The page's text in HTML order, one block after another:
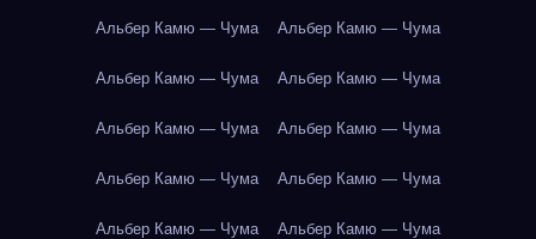
Альбер Камю — Чума Альбер Камю — Чума
Альбер Камю — Чума Альбер Камю — Чума
Альбер Камю — Чума Альбер Камю — Чума
Альбер Камю — Чума Альбер Камю — Чума
Альбер Камю — Чума Альбер Камю — Чума